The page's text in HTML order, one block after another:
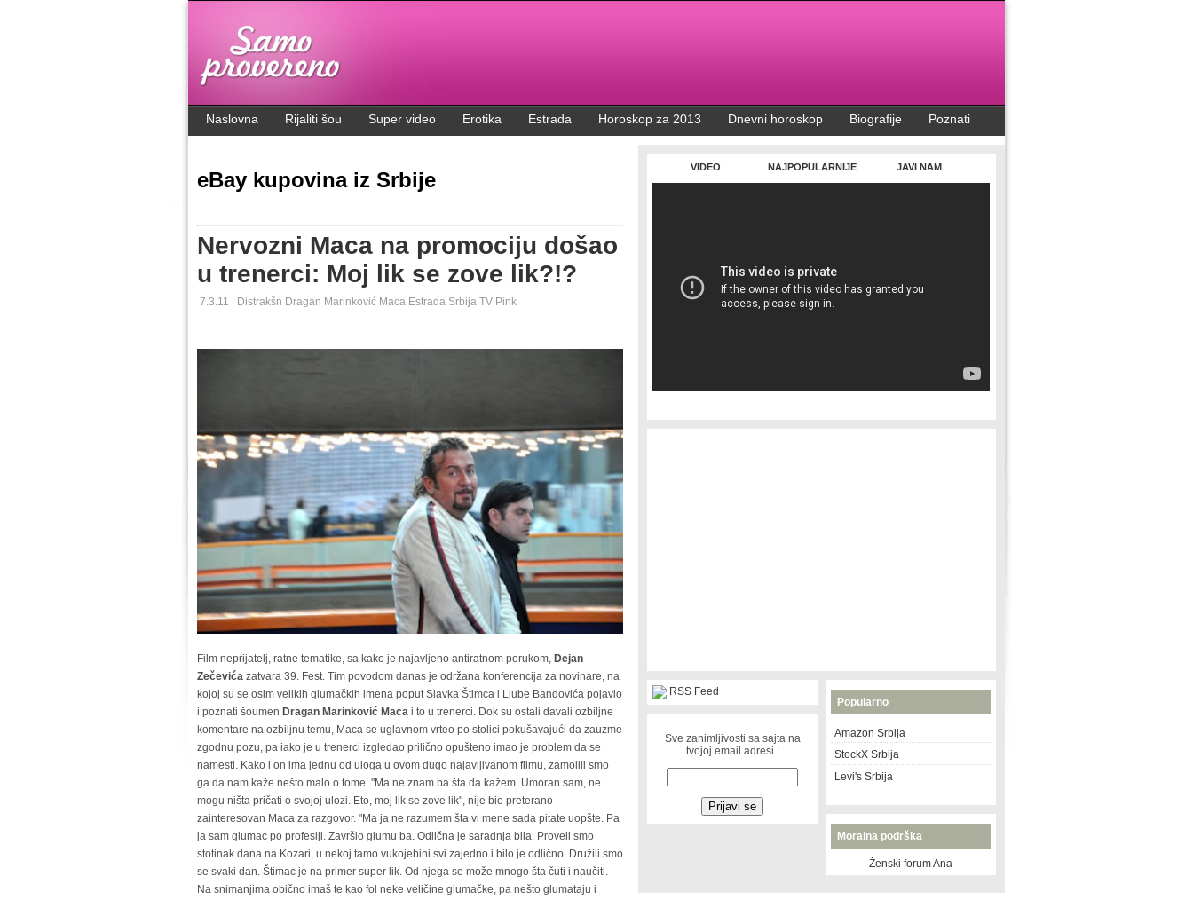
Naslovna Rijaliti šou Super video Erotika Estrada Horoskop za 2013 Dnevni horoskop Biografije Poznati
eBay kupovina iz Srbije
Nervozni Maca na promociju došao
u trenerci: Moj lik se zove lik?!?
7.3.11 | Distrakšn Dragan Marinković Maca Estrada Srbija TV Pink
Film neprijatelj, ratne tematike, sa kako je najavljeno antiratnom porukom, Dejan
Zečevića zatvara 39. Fest. Tim povodom danas je održana konferencija za novinare, na
kojoj su se osim velikih glumačkih imena poput Slavka Štimca i Ljube Bandovića pojavio
i poznati šoumen Dragan Marinković Maca i to u trenerci. Dok su ostali davali ozbiljne
komentare na ozbiljnu temu, Maca se uglavnom vrteo po stolici pokušavajući da zauzme
zgodnu pozu, pa iako je u trenerci izgledao prilično opušteno imao je problem da se
namesti. Kako i on ima jednu od uloga u ovom dugo najavljivanom filmu, zamolili smo
ga da nam kaže nešto malo o tome. "Ma ne znam ba šta da kažem. Umoran sam, ne
mogu ništa pričati o svojoj ulozi. Eto, moj lik se zove lik", nije bio preterano
zainteresovan Maca za razgovor. "Ma ja ne razumem šta vi mene sada pitate uopšte. Pa
ja sam glumac po profesiji. Završio glumu ba. Odlična je saradnja bila. Proveli smo
stotinak dana na Kozari, u nekoj tamo vukojebini svi zajedno i bilo je odlično. Družili smo
se svaki dan. Štimac je na primer super lik. Od njega se može mnogo šta čuti i naučiti.
Na snimanjima obično imaš te kao fol neke veličine glumačke, pa nešto glumataju i
VIDEO NAJPOPULARNIJE JAVI NAM
RSS Feed
Sve zanimljivosti sa sajta na
tvojoj email adresi :
Popularno
Amazon Srbija
StockX Srbija
Levi's Srbija
Moralna podrška
Ženski forum Ana